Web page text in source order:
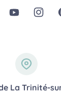
Page
La Trinité-